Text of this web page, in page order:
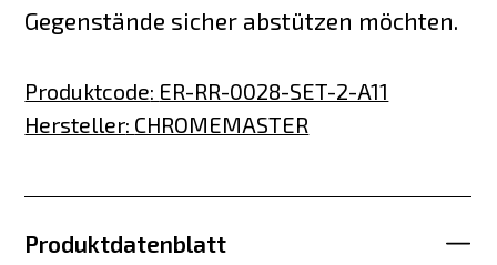
Gegenstände sicher abstützen möchten.
Produktcode: ER-RR-0028-SET-2-A11
Hersteller: CHROMEMASTER
Produktdatenblatt